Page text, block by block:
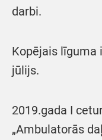
darbi.
Kopējais līguma
jūlijs.
2019.gada I
„Ambulatorās